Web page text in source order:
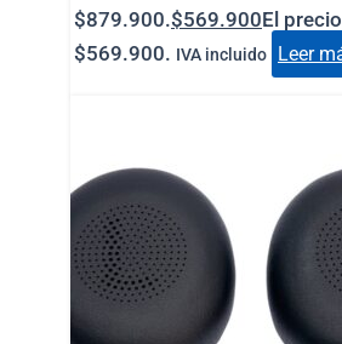
$879.900.$569.900El
$569.900. IVA incluido Leer